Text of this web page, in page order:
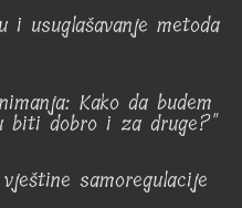
i usuglašavanje metoda
Kako da budem
biti dobro i za druge?"
samoregulacije